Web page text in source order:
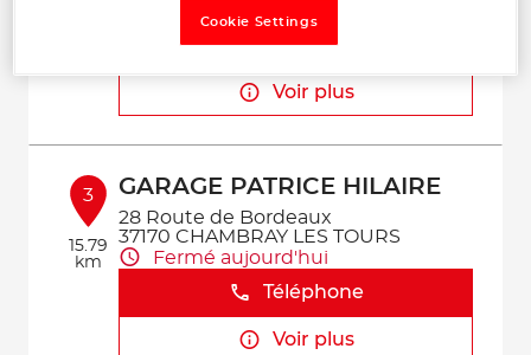
Téléphone
Voir plus
3
15.79
km
GARAGE PATRICE HILAIRE
28 Route de Bordeaux
37170 CHAMBRAY LES TOURS
Fermé aujourd'hui
Téléphone
Voir plus
Cookie Settings